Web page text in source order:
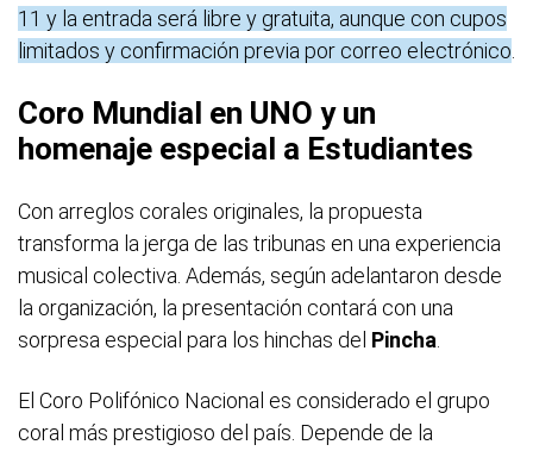
11 y la entrada será libre y gratuita, aunque con cupos
limitados y confirmación previa por correo electrónico
Coro Mundial en UNO y un
homenaje especial a Estudiantes
Con arreglos corales originales, la propuesta
transforma la jerga de las tribunas en una experiencia
musical colectiva. Además, según adelantaron desde
la organización, la presentación contará con una
sorpresa especial para los hinchas del Pincha
El Coro Polifónico Nacional es considerado el grupo
coral más prestigioso del país. Depende de la